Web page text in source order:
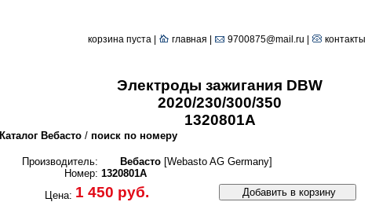
корзина пуста | главная 9700875@mail.ru | контакты
Электроды зажигания DBW
2020/230/300/350
1320801A
Каталог Вебасто / поиск по номеру
Производитель:
Номер:
Вебасто [Webasto AG Germany]
1320801A
Цена: 1 450 руб. Добавить в корзину